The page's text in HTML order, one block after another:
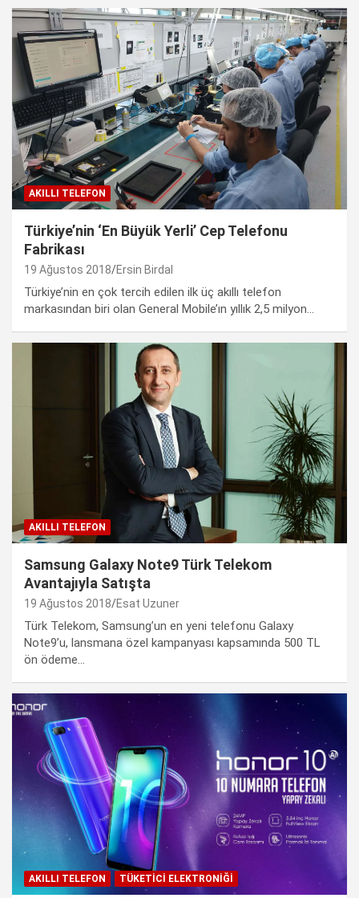
AKILLI TELEFON
Türkiye’nin ‘En Büyük Yerli’ Cep Telefonu
Fabrikası
19 Ağustos 2018 Ersin Birdal
Türkiye’nin en çok tercih edilen ilk üç akıllı telefon
markasından biri olan General Mobile’ın yıllık 2,5 milyon…
AKILLI TELEFON
Samsung Galaxy Note9 Türk Telekom
Avantajıyla Satışta
19 Ağustos 2018 Esat Uzuner
Türk Telekom, Samsung’un en yeni telefonu Galaxy
Note9’u, lansmana özel kampanyası kapsamında 500 TL
ön ödeme…
AKILLI TELEFON TÜKETICI ELEKTRONIĞI